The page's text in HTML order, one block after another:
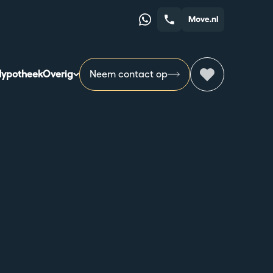
WhatsappTelefoonnummer
Overig Neem contact op